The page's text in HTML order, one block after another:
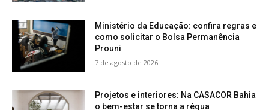
Ministério da Educação: confira regras e
como solicitar o Bolsa Permanência
Prouni
7 de agosto de 2026
Projetos e interiores: Na CASACOR Bahia
o bem-estar se torna a régua